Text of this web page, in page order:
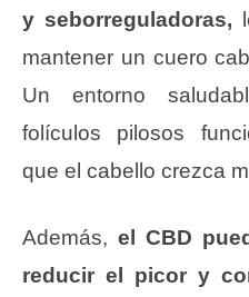
y seborreguladoras,
mantener un cuero
Un entorno
folículos pilosos
que el cabello crezca
Además, el CBD
reducir el picor y